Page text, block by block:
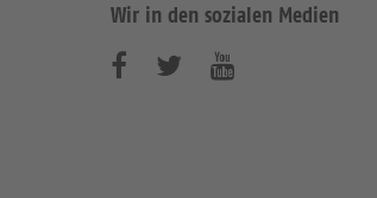
Wir in den sozialen Medien
B
B
B